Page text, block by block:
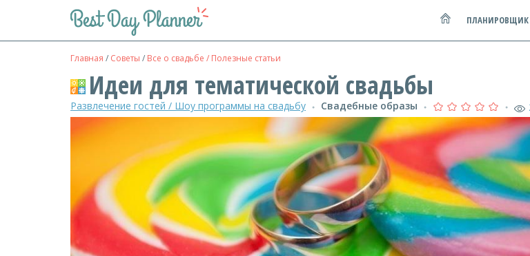
ПЛАНИРОВЩИК
Главная / Советы / Все о свадьбе / Полезные статьи
Идеи для тематической свадьбы
Развлечение гостей / Шоу программы на свадьбу ● Свадебные образы ● ●